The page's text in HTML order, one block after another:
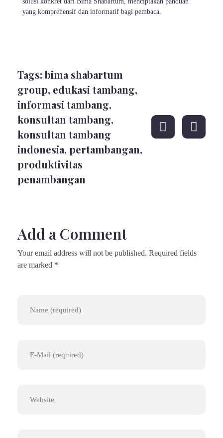
yang komprehensif dan informatif bagi pembaca.
Tags: bima shabartum
group, edukasi tambang,
informasi tambang,
konsultan tambang,
konsultan tambang
indonesia, pertambangan,
produktivitas
penambangan
Add a Comment
Your email address will not be published. Required fields
are marked *